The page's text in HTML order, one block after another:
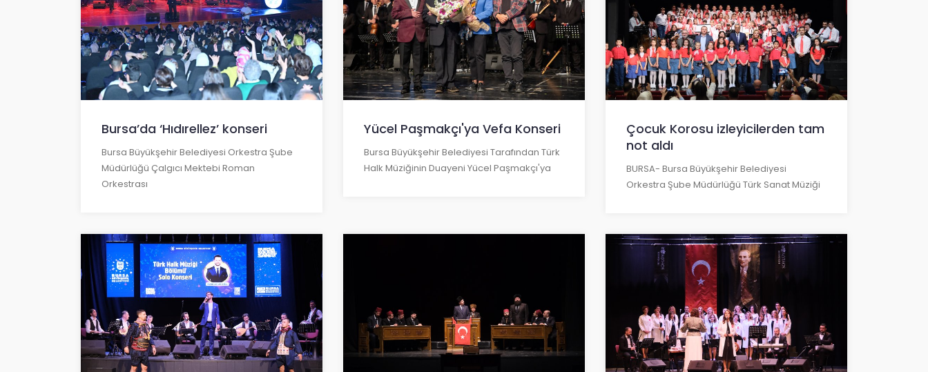
Bursa’da ‘Hıdırellez’ konseri
Bursa Büyükşehir Belediyesi Orkestra Şube
Müdürlüğü Çalgıcı Mektebi Roman
Orkestrası
Yücel Paşmakçı'ya Vefa Konseri
Bursa Büyükşehir Belediyesi Tarafından Türk
Halk Müziğinin Duayeni Yücel Paşmakçı'ya
Çocuk Korosu izleyicilerden tam
not aldı
BURSA- Bursa Büyükşehir Belediyesi
Orkestra Şube Müdürlüğü Türk Sanat Müziği